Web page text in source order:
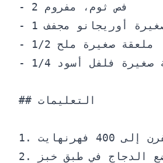
- 2 فص ثوم، مفروم
- 1 ملعقة صغيرة أوريجانو مجفف
- 1/2 ملعقة صغيرة ملح
- 1/4 ملعقة صغيرة فلفل أسود
## التعليمات
1. سخن الفرن إلى 400 فهرنهايت.
2. ضع الدجاج في طبق خبز.